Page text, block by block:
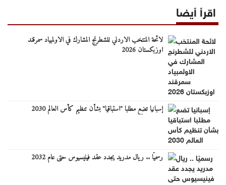
اقرأ أيضا
لائحة المنتخب الاردني للشطرنج المشارك في الاولمبياد سمرقند
اوزبكستان 2026
إسبانيا تضع مطلبا "استباقيا" بشأن تنظيم كأس العالم 2030
رسميًا .. ريال مدريد يجدد عقد فينيسيوس حتى عام 2032